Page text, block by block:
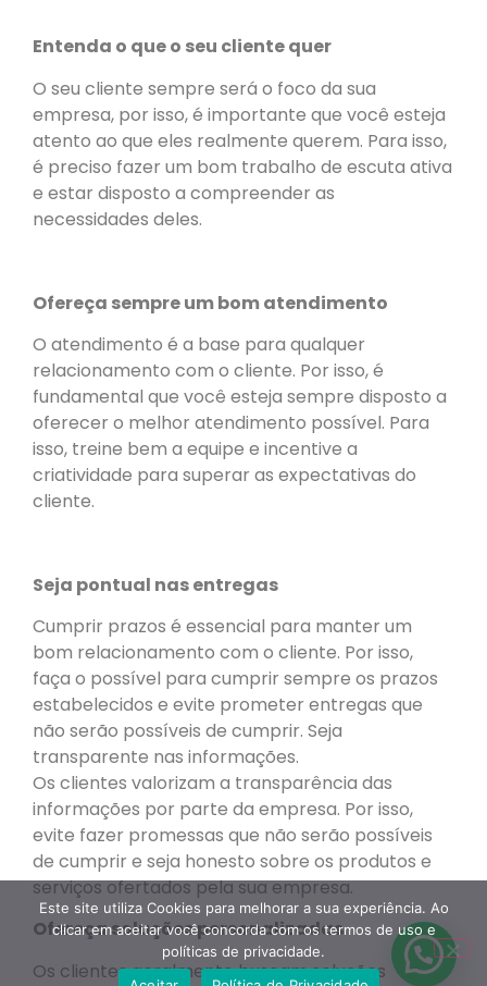
Entenda o que o seu cliente quer
O seu cliente sempre será o foco da sua
empresa, por isso, é importante que você esteja
atento ao que eles realmente querem. Para isso,
é preciso fazer um bom trabalho de escuta ativa
e estar disposto a compreender as
necessidades deles.
Ofereça sempre um bom atendimento
O atendimento é a base para qualquer
relacionamento com o cliente. Por isso, é
fundamental que você esteja sempre disposto a
oferecer o melhor atendimento possível. Para
isso, treine bem a equipe e incentive a
criatividade para superar as expectativas do
cliente.
Seja pontual nas entregas
Cumprir prazos é essencial para manter um
bom relacionamento com o cliente. Por isso,
faça o possível para cumprir sempre os prazos
estabelecidos e evite prometer entregas que
não serão possíveis de cumprir. Seja
transparente nas informações.
Os clientes valorizam a transparência das
informações por parte da empresa. Por isso,
evite fazer promessas que não serão possíveis
de cumprir e seja honesto sobre os produtos e
serviços ofertados pela sua empresa.
Ofereça soluções personalizadas
Os clientes geralmente buscam soluções
Este site utiliza Cookies para melhorar a sua experiência. Ao
clicar em aceitar você concorda com os termos de uso e
políticas de privacidade.